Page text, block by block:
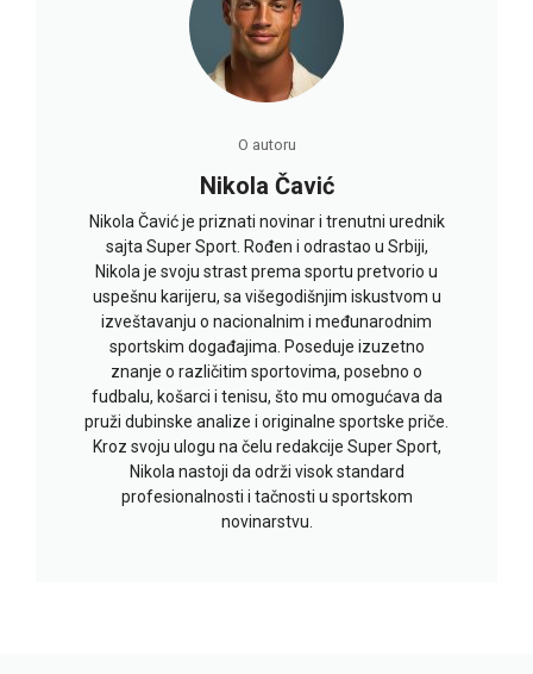
O autoru
Nikola Čavić
Nikola Čavić je priznati novinar i trenutni urednik
sajta Super Sport. Rođen i odrastao u Srbiji,
Nikola je svoju strast prema sportu pretvorio u
uspešnu karijeru, sa višegodišnjim iskustvom u
izveštavanju o nacionalnim i međunarodnim
sportskim događajima. Poseduje izuzetno
znanje o različitim sportovima, posebno o
fudbalu, košarci i tenisu, što mu omogućava da
pruži dubinske analize i originalne sportske priče.
Kroz svoju ulogu na čelu redakcije Super Sport,
Nikola nastoji da održi visok standard
profesionalnosti i tačnosti u sportskom
novinarstvu.